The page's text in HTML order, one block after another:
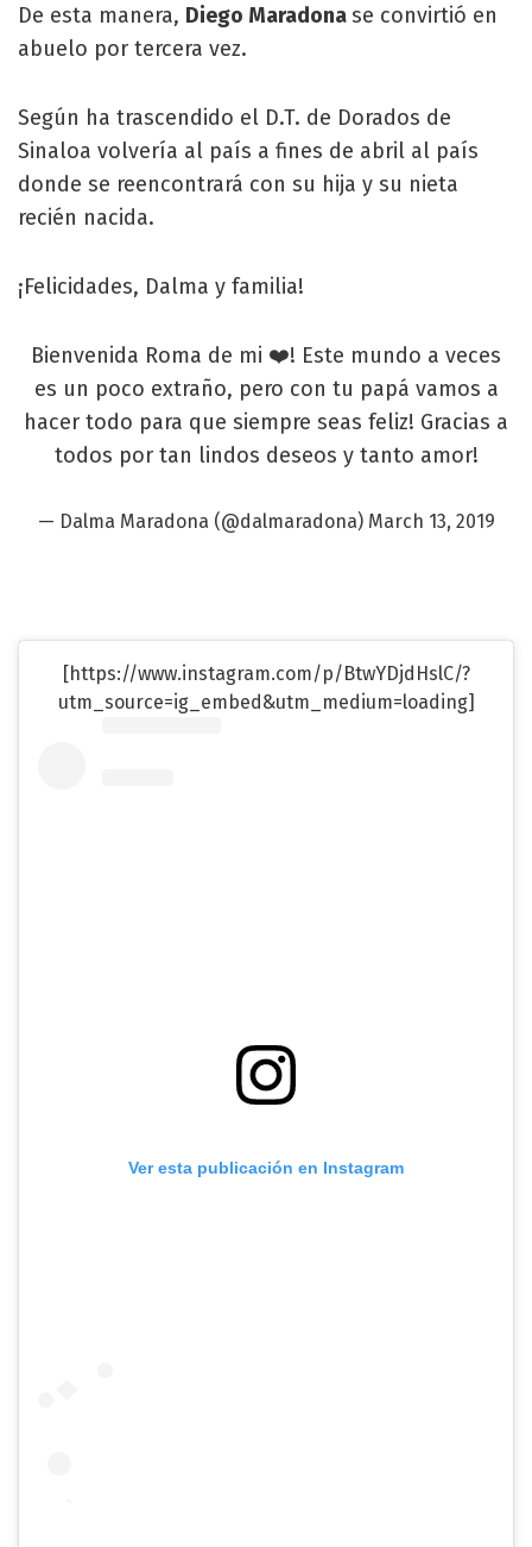
De esta manera, Diego Maradonase convirtió en
abuelo por tercera vez.
Según ha trascendido el D.T. de Dorados de
Sinaloa volvería al país a fines de abril al país
donde se reencontrará con su hija y su nieta
recién nacida.
¡Felicidades, Dalma y familia!
Bienvenida Roma de mi ❤️! Este mundo a veces
es un poco extraño, pero con tu papá vamos a
hacer todo para que siempre seas feliz! Gracias a
todos por tan lindos deseos y tanto amor!
— Dalma Maradona (@dalmaradona) March 13, 2019
[https://www.instagram.com/p/BtwYDjdHslC/?
utm_source=ig_embed&utm_medium=loading]
Ver esta publicación en Instagram